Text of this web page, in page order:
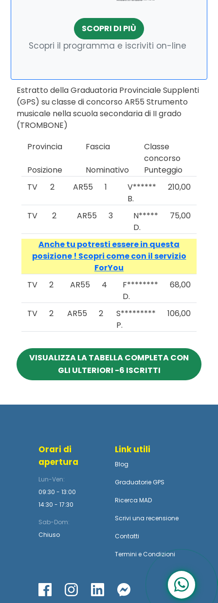
SCOPRI DI PIÙ
Scopri il programma e iscriviti on-line
Estratto della Graduatoria Provinciale Supplenti
(GPS) su classe di concorso AR55 Strumento
musicale nella scuola secondaria di II grado
(TROMBONE)
Provincia
Fascia
Classe
concorso
Posizione
Nominativo
Punteggio
TV
2 AR55 1
V******
B.
210,00
TV 2 AR55 3
N*****
D.
75,00
Anche tu potresti essere in questa
posizione ! Scopri come con il servizio
ForYou
TV
2 AR55 4
F********
D.
68,00
TV 2 AR55 2
S*********
P.
106,00
VISUALIZZA LA TABELLA COMPLETA CON
GLI ULTERIORI -6 ISCRITTI
Orari di
apertura
Lun-Ven:
09:30 - 13:00
14:30 - 17:30
Sab-Dom:
Chiuso
Link utili
Blog
Graduatorie GPS
Ricerca MAD
Scrivi una recensione
Contatti
Termini e Condizioni